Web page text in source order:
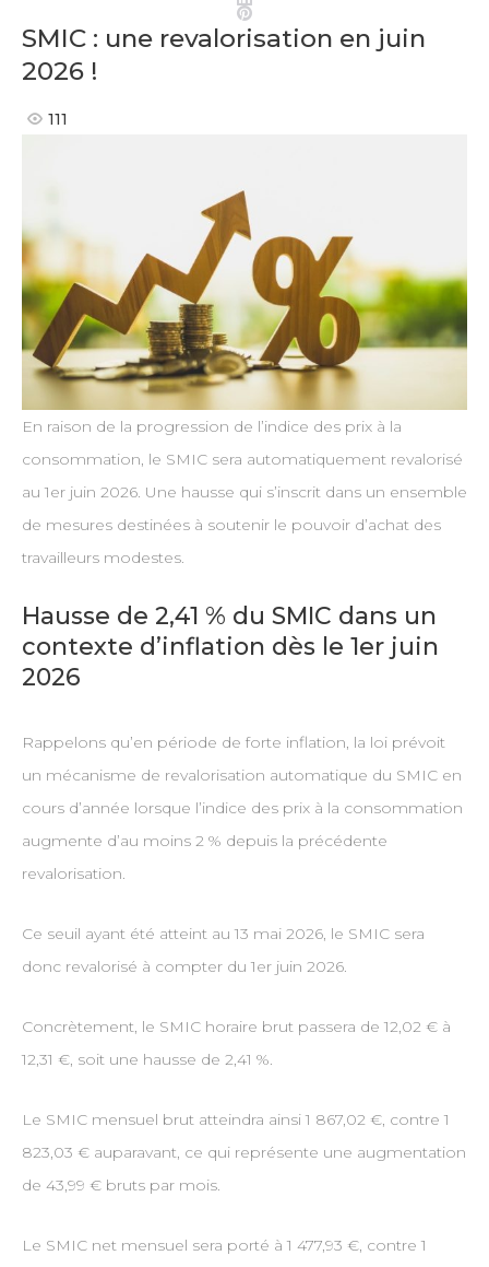
Pinterest
SMIC : une revalorisation en juin
2026 !
111
En raison de la progression de l’indice des prix à la
consommation, le SMIC sera automatiquement revalorisé
au 1er juin 2026. Une hausse qui s’inscrit dans un ensemble
de mesures destinées à soutenir le pouvoir d’achat des
travailleurs modestes.
Hausse de 2,41 % du SMIC dans un
contexte d’inflation dès le 1er juin
2026
Rappelons qu’en période de forte inflation, la loi prévoit
un mécanisme de revalorisation automatique du SMIC en
cours d’année lorsque l’indice des prix à la consommation
augmente d’au moins 2 % depuis la précédente
revalorisation.
Ce seuil ayant été atteint au 13 mai 2026, le SMIC sera
donc revalorisé à compter du 1er juin 2026.
Concrètement, le SMIC horaire brut passera de 12,02 € à
12,31 €, soit une hausse de 2,41 %.
Le SMIC mensuel brut atteindra ainsi 1 867,02 €, contre 1
823,03 € auparavant, ce qui représente une augmentation
de 43,99 € bruts par mois.
Le SMIC net mensuel sera porté à 1 477,93 €, contre 1